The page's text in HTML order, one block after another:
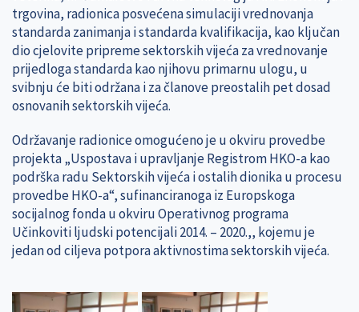
trgovina, radionica posvećena simulaciji vrednovanja
standarda zanimanja i standarda kvalifikacija, kao ključan
dio cjelovite pripreme sektorskih vijeća za vrednovanje
prijedloga standarda kao njihovu primarnu ulogu, u
svibnju će biti održana i za članove preostalih pet dosad
osnovanih sektorskih vijeća.
Održavanje radionice omogućeno je u okviru provedbe
projekta „Uspostava i upravljanje Registrom HKO-a kao
podrška radu Sektorskih vijeća i ostalih dionika u procesu
provedbe HKO-a“, sufinanciranoga iz Europskoga
socijalnog fonda u okviru Operativnog programa
Učinkoviti ljudski potencijali 2014. – 2020.,, kojemu je
jedan od ciljeva potpora aktivnostima sektorskih vijeća.